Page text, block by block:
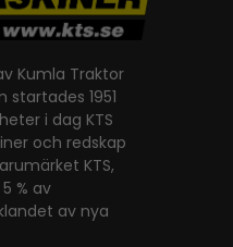
Kumla Traktor
startades 1951
i dag KTS
och redskap
KTS,
% av
av nya